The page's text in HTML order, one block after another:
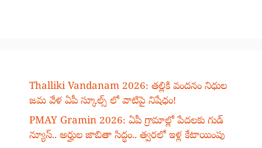
Thalliki Vandanam 2026: తల్లికి వందనం నిధుల
జమ వేళ ఏపీ స్కూల్స్ లో వాటిపై నిషేధం!
PMAY Gramin 2026: ఏపీ గ్రామాల్లో పేదలకు గుడ్
న్యూస్.. అర్హుల జాబితా సిద్ధం.. త్వరలో ఇళ్ల కేటాయింపు